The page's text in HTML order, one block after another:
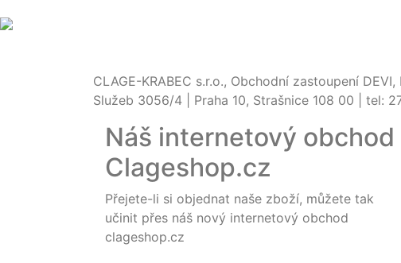
CLAGE-KRABEC s.r.o., Obchodní zastoupení
Služeb 3056/4 | Praha 10, Strašnice 108 00 | tel:
Náš internetový obchod
Clageshop.cz
Přejete-li si objednat naše zboží, můžete tak
učinit přes náš nový internetový obchod
clageshop.cz